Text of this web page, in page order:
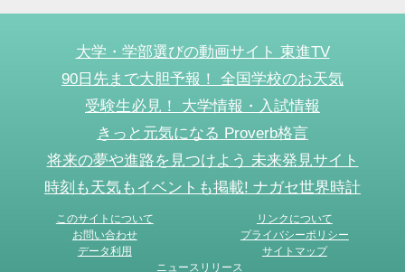
大学・学部選びの動画サイト 東進TV
90日先まで大胆予報！ 全国学校のお天気
受験生必見！ 大学情報・入試情報
きっと元気になる Proverb格言
将来の夢や進路を見つけよう 未来発見サイト
時刻も天気もイベントも掲載! ナガセ世界時計
このサイトについて
リンクについて
お問い合わせ
プライバシーポリシー
データ利用
サイトマップ
ニュースリリース